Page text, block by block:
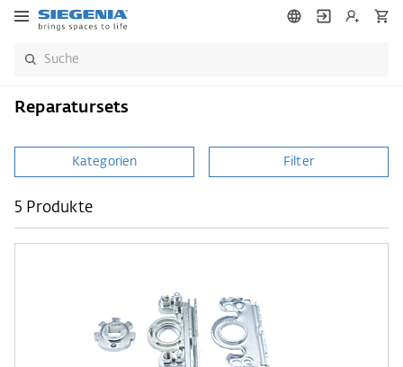
Reparatursets
Kategorien Filter
5 Produkte